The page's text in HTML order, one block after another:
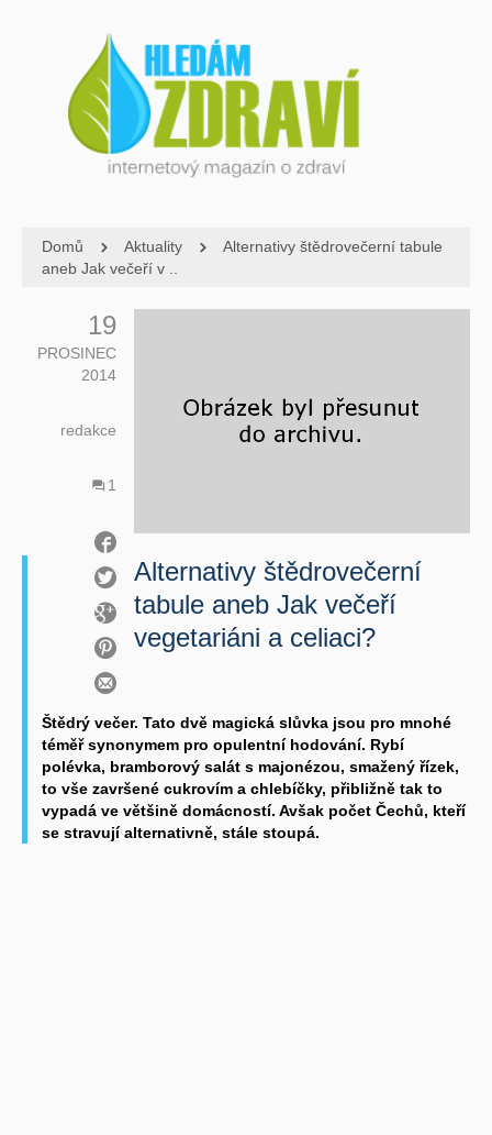
Domů Aktuality
Alternativy štědrovečerní tabule
aneb Jak večeří v ..
19
PROSINEC
2014
redakce
1
Alternativy štědrovečerní
tabule aneb Jak večeří
vegetariáni a celiaci?
Štědrý večer. Tato dvě magická slůvka jsou pro mnohé
téměř synonymem pro opulentní hodování. Rybí
polévka, bramborový salát s majonézou, smažený řízek,
to vše završené cukrovím a chlebíčky, přibližně tak to
vypadá ve většině domácností. Avšak počet Čechů, kteří
se stravují alternativně, stále stoupá.